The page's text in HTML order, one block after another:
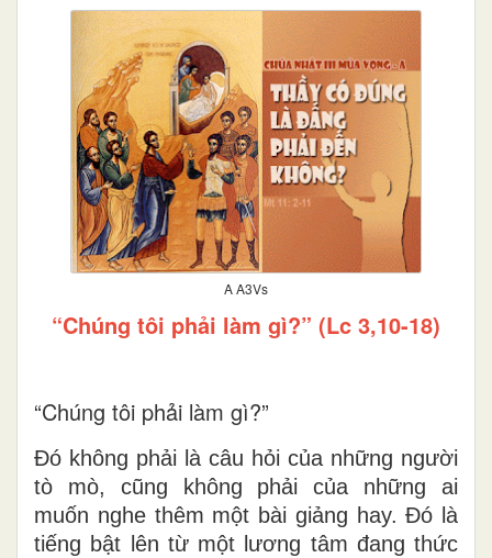
A A3Vs
“Chúng tôi phải làm gì?” (Lc 3,10-18)
“Chúng tôi phải làm gì?”
Đó không phải là câu hỏi của những người
tò mò, cũng không phải của những ai
muốn nghe thêm một bài giảng hay. Đó là
tiếng bật lên từ một lương tâm đang thức